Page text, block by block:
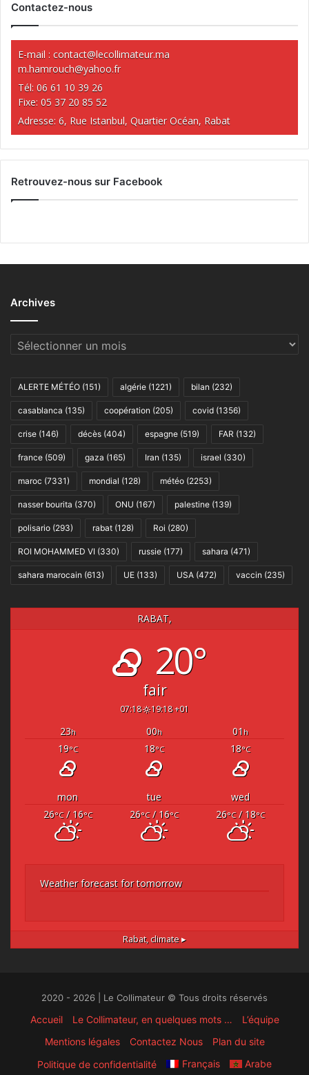
Contactez-nous
E-mail : contact@lecollimateur.ma
m.hamrouch@yahoo.fr
Tél: 06 61 10 39 26
Fixe: 05 37 20 85 52
Adresse: 6, Rue Istanbul, Quartier Océan, Rabat
Retrouvez-nous sur Facebook
Archives
Archives
ALERTE MÉTÉO (151) algérie (1221) bilan (232)
casablanca (135) coopération (205) covid (1356)
crise (146) décès (404) espagne (519) FAR (132)
france (509) gaza (165) Iran (135) israel (330)
maroc (7331) mondial (128) météo (2253)
nasser bourita (370) ONU (167) palestine (139)
polisario (293) rabat (128) Roi (280)
ROI MOHAMMED VI (330) russie (177) sahara (471)
sahara marocain (613) UE (133) USA (472) vaccin (235)
RABAT,
20°
fair
07:18 19:18 +01
23h 00h 01 h
19°C 18°C 18°C
mon tue
wed
26°C/ 16°C 26°C/ 16°C 26°C/ 18°C
Weather forecast for tomorrow
Rabat, climate ▸
2020 - 2026 | Le Collimateur © Tous droits réservés
Accueil Le Collimateur, en quelques mots …
L’équipe
Mentions légales
Contactez Nous
Plan du site
Politique de confidentialité
Français Arabe